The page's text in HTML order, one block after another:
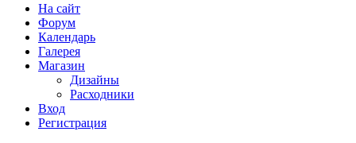
На сайт
Форум
Календарь
Галерея
Магазин
Дизайны
Расходники
Вход
Регистрация